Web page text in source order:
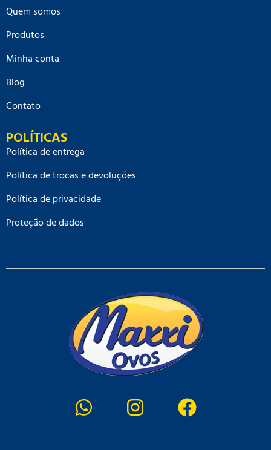
Quem somos
Produtos
Minha conta
Blog
Contato
POLÍTICAS
Política de entrega
Política de trocas e devoluções
Política de privacidade
Proteção de dados